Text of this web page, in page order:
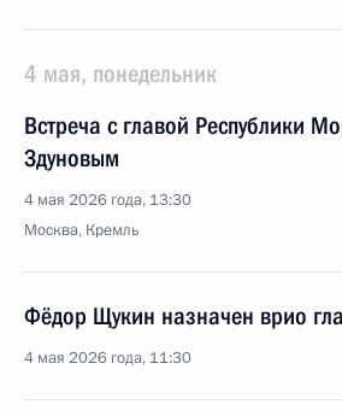
4 мая, понедельник
Встреча с главой Республики
Здуновым
4 мая 2026 года, 13:30
Москва, Кремль
Фёдор Щукин назначен врио
4 мая 2026 года, 11:30